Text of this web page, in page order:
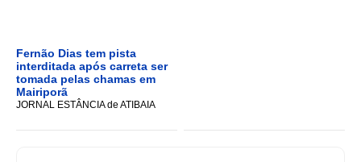
Fernão Dias tem pista
interditada após carreta ser
tomada pelas chamas em
Mairiporã
JORNAL ESTÂNCIA de ATIBAIA